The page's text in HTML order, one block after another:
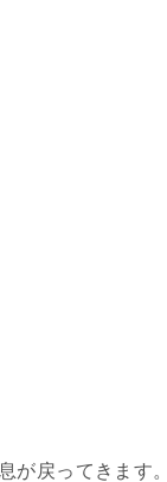
が戻ってきます。